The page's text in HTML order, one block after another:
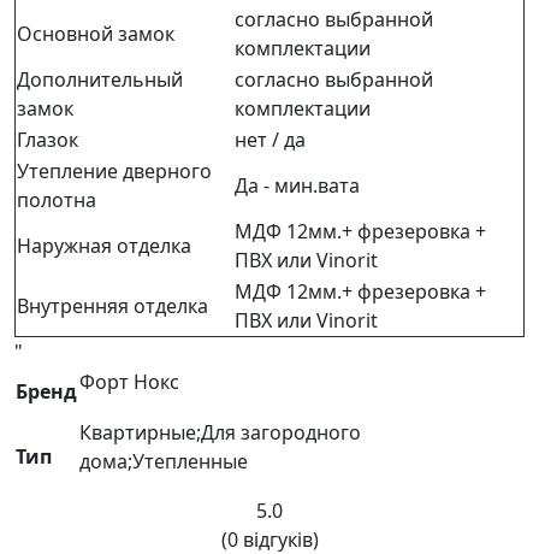
Основной замок
согласно выбранной
комплектации
Дополнительный
замок
согласно выбранной
комплектации
Глазок
нет / да
Утепление дверного
полотна
Да - мин.вата
Наружная отделка
МДФ 12мм.+ фрезеровка +
ПВХ или Vinorit
Внутренняя отделка
МДФ 12мм.+ фрезеровка +
ПВХ или Vinorit
"
БрендФорт Нокс
Тип
Квартирные;Для загородного
дома;Утепленные
5.0
(0 відгуків)